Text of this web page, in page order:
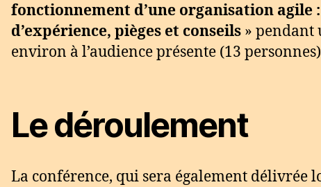
fonctionnement d’une organisation agile
d’expérience, pièges et conseils » pendant
environ à l’audience présente (13
Le déroulement
La conférence, qui sera également délivrée